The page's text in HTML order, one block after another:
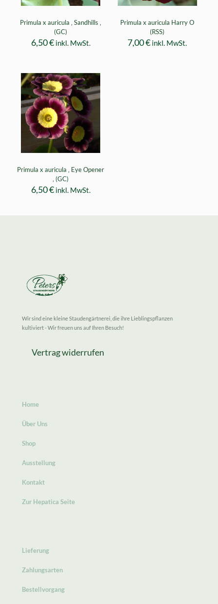
Primula x auricula ‚ Sandhills ‚
(GC)
6,50€ inkl. MwSt.
Primula x auricula Harry O
(RSS)
7,00€ inkl. MwSt.
Primula x auricula ‚ Eye Opener
‚ (GC)
6,50€ inkl. MwSt.
Wir sind eine kleine Staudengärtnerei, die ihre Lieblingspflanzen
kultiviert - Wir freuen uns auf Ihren Besuch!
Vertrag widerrufen
Home
Über Uns
Shop
Ausstellung
Kontakt
Zur Hepatica Seite
Lieferung
Zahlungsarten
Bestellvorgang